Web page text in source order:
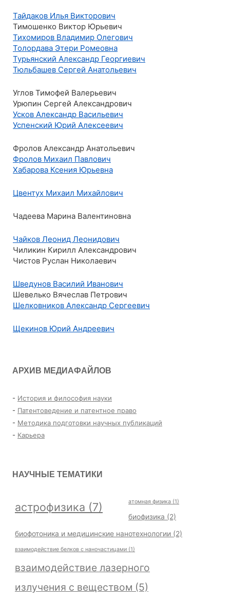
Тайдаков Илья Викторович
Тимошенко Виктор Юрьевич
Тихомиров Владимир Олегович
Толордава Этери Ромеовна
Турьянский Александр Георгиевич
Тюльбашев Сергей Анатольевич
Углов Тимофей Валерьевич
Урюпин Сергей Александрович
Усков Александр Васильевич
Успенский Юрий Алексеевич
Фролов Александр Анатольевич
Фролов Михаил Павлович
Хабарова Ксения Юрьевна
Цвентух Михаил Михайлович
Чадеева Марина Валентиновна
Чайков Леонид Леонидович
Чиликин Кирилл Александрович
Чистов Руслан Николаевич
Шведунов Василий Иванович
Шевелько Вячеслав Петрович
Шелковников Александр Сергеевич
Щекинов Юрий Андреевич
АРХИВ МЕДИАФАЙЛОВ
- История и философия науки
- Патентоведение и патентное право
- Методика подготовки научных публикаций
- Карьера
НАУЧНЫЕ ТЕМАТИКИ
астрофизика (7) атомная физика (1)
биофизика (2)
биофотоника и медицинские нанотехнологии (2)
взаимодействие белков с наночастицами (1)
взаимодействие лазерного
излучения с веществом (5)